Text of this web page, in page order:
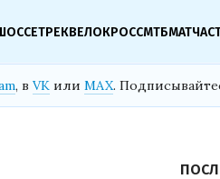
ТРЕКВЕЛОКРОССМТБ
, в VK или MAX.